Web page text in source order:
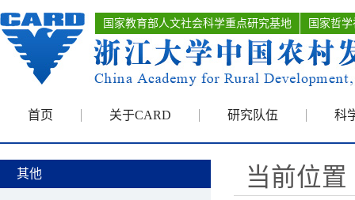
国家教育部人文社会科学重点研究基地 国家哲
首页 关于CARD 研究队伍 科
其他 当前位置